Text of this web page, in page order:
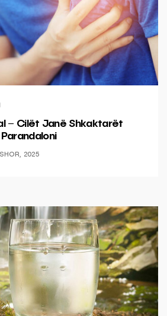
– Cilët Janë Shkaktarët
2025